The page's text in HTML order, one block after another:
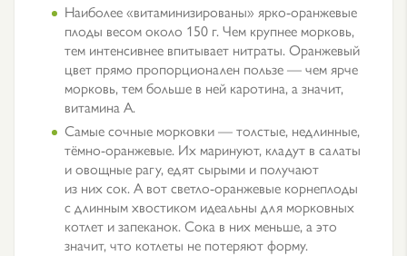
Наиболее «витаминизированы» ярко-оранжевые
плоды весом около 150 г. Чем крупнее морковь,
тем интенсивнее впитывает нитраты. Оранжевый
цвет прямо пропорционален пользе — чем ярче
морковь, тем больше в ней каротина, а значит,
витамина А.
Самые сочные морковки — толстые, недлинные,
тёмно-оранжевые. Их маринуют, кладут в салаты
и овощные рагу, едят сырыми и получают
из них сок. А вот светло-оранжевые корнеплоды
с длинным хвостиком идеальны для морковных
котлет и запеканок. Сока в них меньше, а это
значит, что котлеты не потеряют форму.